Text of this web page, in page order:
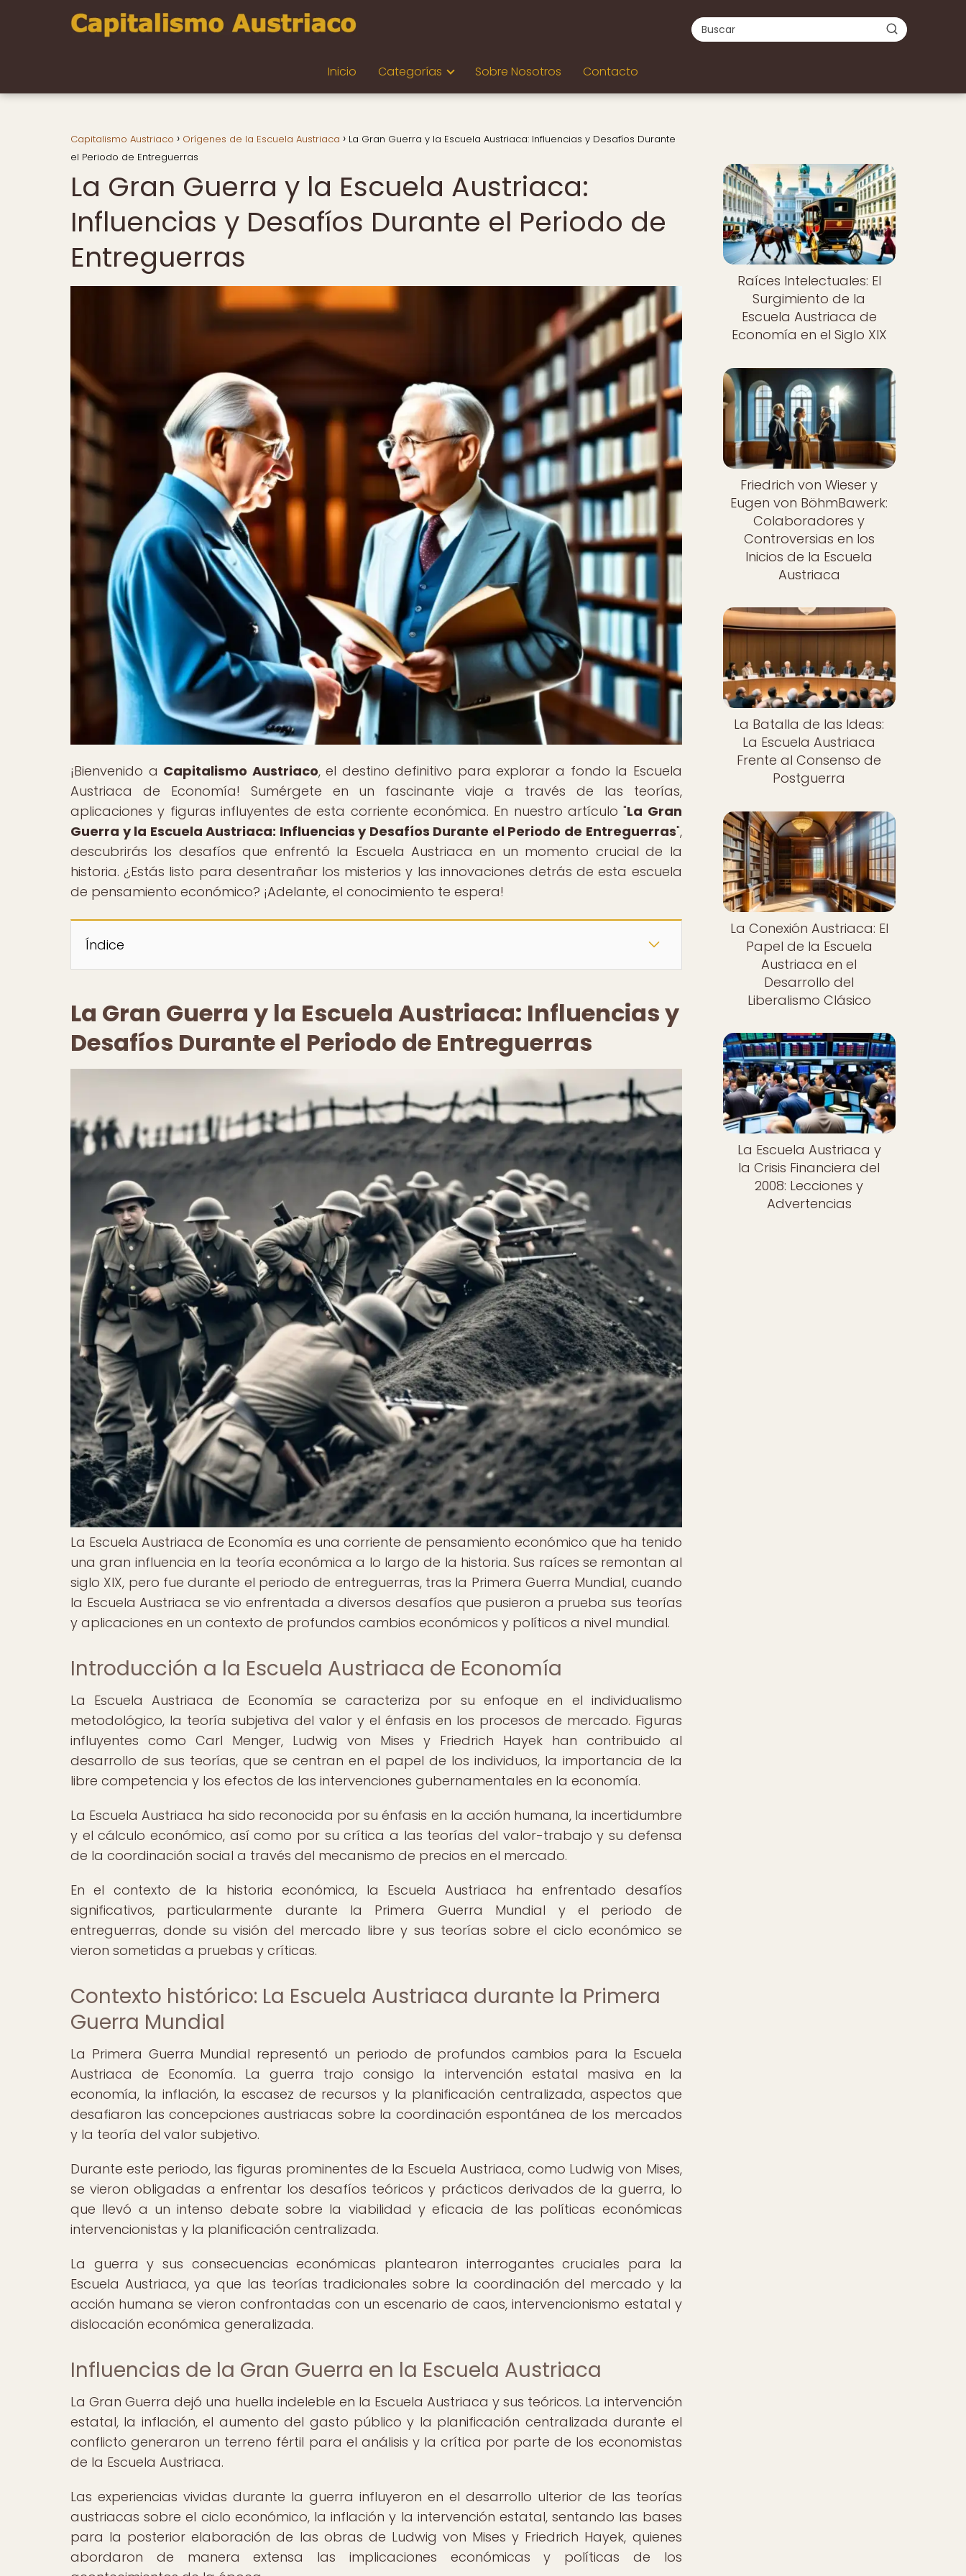
Inicio Categorías Sobre Nosotros Contacto
Capitalismo Austriaco Orígenes de la Escuela Austriaca
La Gran Guerra y la Escuela Austriaca: Influencias y Desafíos Durante
el Periodo de Entreguerras
La Gran Guerra y la Escuela Austriaca:
Influencias y Desafíos Durante el Periodo de
Entreguerras
¡Bienvenido a Capitalismo Austriaco, el destino definitivo para explorar a fondo la Escuela
Austriaca de Economía! Sumérgete en un fascinante viaje a través de las teorías,
aplicaciones y figuras influyentes de esta corriente económica. En nuestro artículo "La Gran
Guerra y la Escuela Austriaca: Influencias y Desafíos Durante el Periodo de Entreguerras",
descubrirás los desafíos que enfrentó la Escuela Austriaca en un momento crucial de la
historia. ¿Estás listo para desentrañar los misterios y las innovaciones detrás de esta escuela
de pensamiento económico? ¡Adelante, el conocimiento te espera!
Índice
La Gran Guerra y la Escuela Austriaca: Influencias y
Desafíos Durante el Periodo de Entreguerras
La Escuela Austriaca de Economía es una corriente de pensamiento económico que ha tenido
una gran influencia en la teoría económica a lo largo de la historia. Sus raíces se remontan al
siglo XIX, pero fue durante el periodo de entreguerras, tras la Primera Guerra Mundial, cuando
la Escuela Austriaca se vio enfrentada a diversos desafíos que pusieron a prueba sus teorías
y aplicaciones en un contexto de profundos cambios económicos y políticos a nivel mundial.
Introducción a la Escuela Austriaca de Economía
La Escuela Austriaca de Economía se caracteriza por su enfoque en el individualismo
metodológico, la teoría subjetiva del valor y el énfasis en los procesos de mercado. Figuras
influyentes como Carl Menger, Ludwig von Mises y Friedrich Hayek han contribuido al
desarrollo de sus teorías, que se centran en el papel de los individuos, la importancia de la
libre competencia y los efectos de las intervenciones gubernamentales en la economía.
La Escuela Austriaca ha sido reconocida por su énfasis en la acción humana, la incertidumbre
y el cálculo económico, así como por su crítica a las teorías del valor-trabajo y su defensa
de la coordinación social a través del mecanismo de precios en el mercado.
En el contexto de la historia económica, la Escuela Austriaca ha enfrentado desafíos
significativos, particularmente durante la Primera Guerra Mundial y el periodo de
entreguerras, donde su visión del mercado libre y sus teorías sobre el ciclo económico se
vieron sometidas a pruebas y críticas.
Contexto histórico: La Escuela Austriaca durante la Primera
Guerra Mundial
La Primera Guerra Mundial representó un periodo de profundos cambios para la Escuela
Austriaca de Economía. La guerra trajo consigo la intervención estatal masiva en la
economía, la inflación, la escasez de recursos y la planificación centralizada, aspectos que
desafiaron las concepciones austriacas sobre la coordinación espontánea de los mercados
y la teoría del valor subjetivo.
Durante este periodo, las figuras prominentes de la Escuela Austriaca, como Ludwig von Mises,
se vieron obligadas a enfrentar los desafíos teóricos y prácticos derivados de la guerra, lo
que llevó a un intenso debate sobre la viabilidad y eficacia de las políticas económicas
intervencionistas y la planificación centralizada.
La guerra y sus consecuencias económicas plantearon interrogantes cruciales para la
Escuela Austriaca, ya que las teorías tradicionales sobre la coordinación del mercado y la
acción humana se vieron confrontadas con un escenario de caos, intervencionismo estatal y
dislocación económica generalizada.
Influencias de la Gran Guerra en la Escuela Austriaca
La Gran Guerra dejó una huella indeleble en la Escuela Austriaca y sus teóricos. La intervención
estatal, la inflación, el aumento del gasto público y la planificación centralizada durante el
conflicto generaron un terreno fértil para el análisis y la crítica por parte de los economistas
de la Escuela Austriaca.
Las experiencias vividas durante la guerra influyeron en el desarrollo ulterior de las teorías
austriacas sobre el ciclo económico, la inflación y la intervención estatal, sentando las bases
para la posterior elaboración de las obras de Ludwig von Mises y Friedrich Hayek, quienes
abordaron de manera extensa las implicaciones económicas y políticas de los
Raíces Intelectuales: El
Surgimiento de la
Escuela Austriaca de
Economía en el Siglo XIX
Friedrich von Wieser y
Eugen von BöhmBawerk:
Colaboradores y
Controversias en los
Inicios de la Escuela
Austriaca
La Batalla de las Ideas:
La Escuela Austriaca
Frente al Consenso de
Postguerra
La Conexión Austriaca: El
Papel de la Escuela
Austriaca en el
Desarrollo del
Liberalismo Clásico
La Escuela Austriaca y
la Crisis Financiera del
2008: Lecciones y
Advertencias